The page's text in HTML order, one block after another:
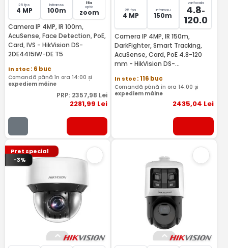
25 fps
4 MP
Infrarosu
100m
15x
optic
zoom
Camera IP 4MP, IR 100m,
AcuSense, Face Detection, PoE,
Card, IVS - HikVision DS-
2DE4415IW-DE T5
In stoc: 6 buc
Comandă până în ora 14:00 și
expediem mâine
PRP: 2357,98 Lei
2281,99 Lei
25 fps
4 MP
Infrarosu
150m
varifocala
4.8-
120.0
Camera IP 4MP, IR 150m,
DarkFighter, Smart Tracking,
AcuSense, Card, PoE 4.8-120
mm - HikVision DS-
In stoc: 116 buc
Comandă până în ora 14:00 și
expediem mâine
2435,04 Lei
Pret special
-3%